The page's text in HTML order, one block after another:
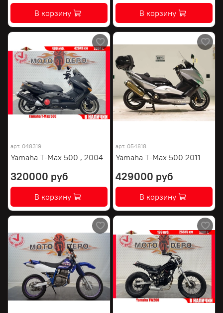
В корзину В корзину
арт. 048319
Yamaha T-Max 500 , 2004
320000 руб
В корзину
арт. 054818
Yamaha T-Max 500 2011
429000 руб
В корзину